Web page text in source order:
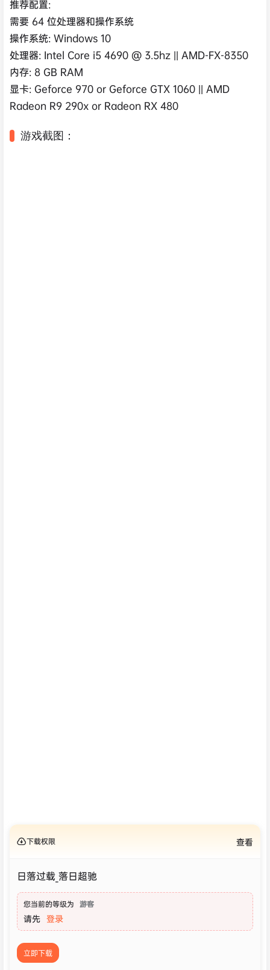
推荐配置:
需要 64 位处理器和操作系统
操作系统: Windows 10
处理器: Intel Core i5 4690 @ 3.5hz || AMD-FX-8350
内存: 8 GB RAM
显卡: Geforce 970 or Geforce GTX 1060 || AMD
Radeon R9 290x or Radeon RX 480
游戏截图：
下载权限 查看
日落过载_落日超驰
您当前的等级为 游客
请先 登录
立即下载